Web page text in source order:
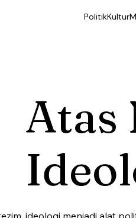
PolitikKultur
Atas
ideologi menjadi alat